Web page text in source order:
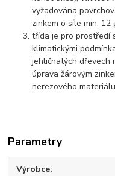
vyžadována
zinkem o síle min. 12
třída je pro prostředí
klimatickými
jehličnatých dřevech
úprava žárovým
nerezového
Parametry
Výrobce